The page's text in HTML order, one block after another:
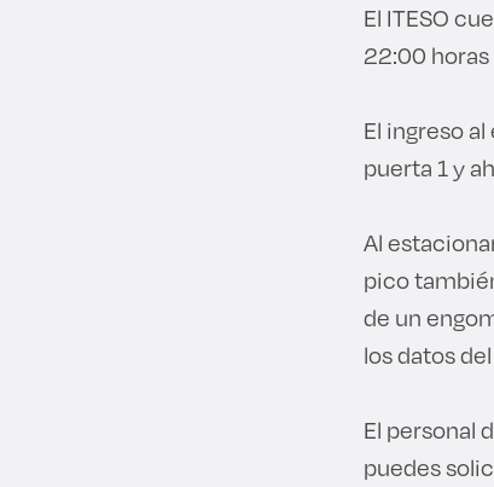
El ITESO
22:00 horas
El ingreso
puerta 1 y
Al
pico
de un
los datos
El personal
puedes